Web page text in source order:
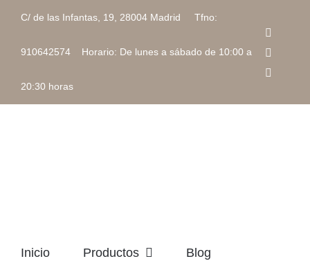
contenido
C/ de las Infantas, 19, 28004 Madrid Tfno:
910642574 Horario: De lunes a sábado de 10:00 a
20:30 horas
Inicio Productos Blog